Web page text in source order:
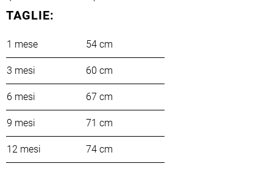
TAGLIE:
1 mese 54 cm
3 mesi 60 cm
6 mesi 67 cm
9 mesi 71 cm
12 mesi 74 cm